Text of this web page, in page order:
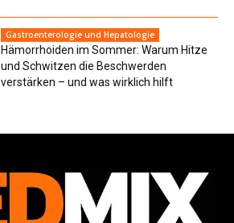
Gastroenterologie und Hepatologie
Hämorrhoiden im Sommer: Warum Hitze
und Schwitzen die Beschwerden
verstärken – und was wirklich hilft